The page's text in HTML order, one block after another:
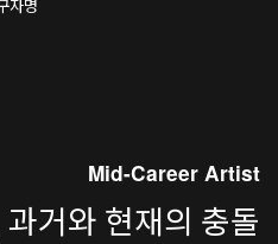
있다는 상상은 초기
자명
Mid-Career Artist
거와 현재의 충돌